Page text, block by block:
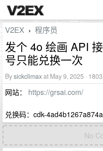
V2EX › 程序员
发个 4o 绘画 API
号只能兑换一次
Bysickclimaxat May 9, 2025 ·
网站： https://grsai.com/
兑换码：cdk-
No